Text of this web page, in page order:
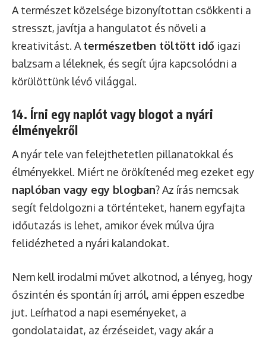
A természet közelsége bizonyítottan csökkenti a
stresszt, javítja a hangulatot és növeli a
kreativitást. A természetben töltött idő igazi
balzsam a léleknek, és segít újra kapcsolódni a
körülöttünk lévő világgal.
14. Írni egy naplót vagy blogot a nyári
élményekről
A nyár tele van felejthetetlen pillanatokkal és
élményekkel. Miért ne örökítenéd meg ezeket egy
naplóban vagy egy blogban? Az írás nemcsak
segít feldolgozni a történteket, hanem egyfajta
időutazás is lehet, amikor évek múlva újra
felidézheted a nyári kalandokat.
Nem kell irodalmi művet alkotnod, a lényeg, hogy
őszintén és spontán írj arról, ami éppen eszedbe
jut. Leírhatod a napi eseményeket, a
gondolataidat, az érzéseidet, vagy akár a